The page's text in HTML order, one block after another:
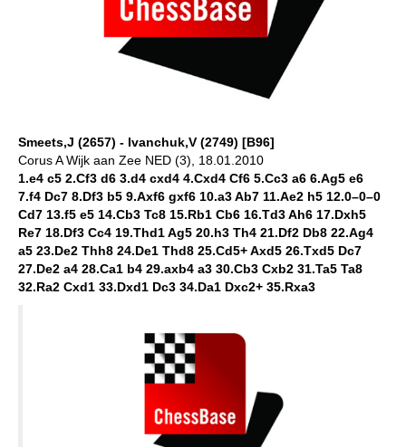
Smeets,J (2657) - Ivanchuk,V (2749) [B96]
Corus A Wijk aan Zee NED (3), 18.01.2010
1.e4 c5 2.Cf3 d6 3.d4 cxd4 4.Cxd4 Cf6 5.Cc3 a6 6.Ag5 e6
7.f4 Dc7 8.Df3 b5 9.Axf6 gxf6 10.a3 Ab7 11.Ae2 h5 12.0–0–0
Cd7 13.f5 e5 14.Cb3 Tc8 15.Rb1 Cb6 16.Td3 Ah6 17.Dxh5
Re7 18.Df3 Cc4 19.Thd1 Ag5 20.h3 Th4 21.Df2 Db8 22.Ag4
a5 23.De2 Thh8 24.De1 Thd8 25.Cd5+ Axd5 26.Txd5 Dc7
27.De2 a4 28.Ca1 b4 29.axb4 a3 30.Cb3 Cxb2 31.Ta5 Ta8
32.Ra2 Cxd1 33.Dxd1 Dc3 34.Da1 Dxc2+ 35.Rxa3